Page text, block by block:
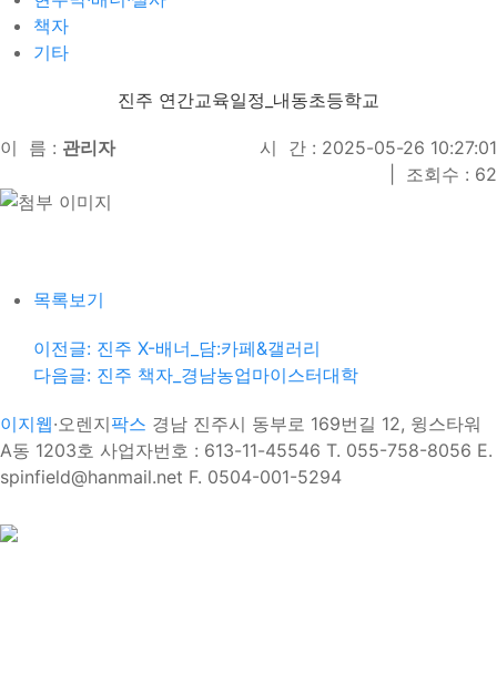
책자
기타
진주 연간교육일정_내동초등학교
이 름 : 관리자
시 간 : 2025-05-26 10:27:01
조회수 : 62
목록보기
이전글: 진주 X-배너_담:카페&갤러리
다음글: 진주 책자_경남농업마이스터대학
이지웹·오렌지팍스 경남 진주시 동부로 169번길 12, 윙스타워
A동 1203호 사업자번호 : 613-11-45546‌‌ T‌. 055-758-8056 E.
spinfield@hanmail.net F. 0504-001-5294